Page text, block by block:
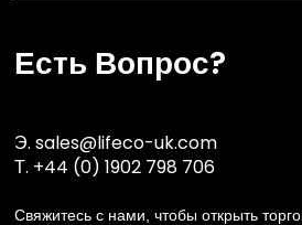
Есть Вопрос?
Э.sales@lifeco-uk.com
Т. +44 (0) 1902 798 706
Свяжитесь с нами, чтобы открыть